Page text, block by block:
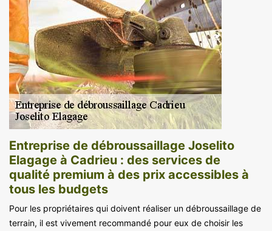
Entreprise de débroussaillage Joselito
Elagage à Cadrieu : des services de
qualité premium à des prix accessibles à
tous les budgets
Pour les propriétaires qui doivent réaliser un débroussaillage de
terrain, il est vivement recommandé pour eux de choisir les